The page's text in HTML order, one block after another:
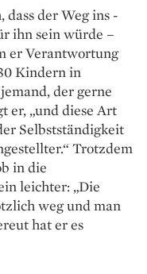
dass der Weg ins
ihn sein würde –
er Verantwortung
Kindern in
der gerne
er, „und diese Art
Selbstständigkeit
Trotzdem
in die
leichter: „Die
weg und man
hat er es